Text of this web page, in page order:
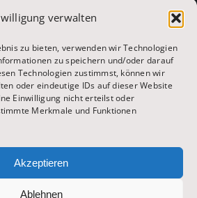
verwalten
zu bieten, verwenden wir Technologien
zu speichern und/oder darauf
Technologien zustimmst, können wir
oder eindeutige IDs auf dieser Website
Einwilligung nicht erteilst oder
Merkmale und Funktionen
Akzeptieren
Ablehnen